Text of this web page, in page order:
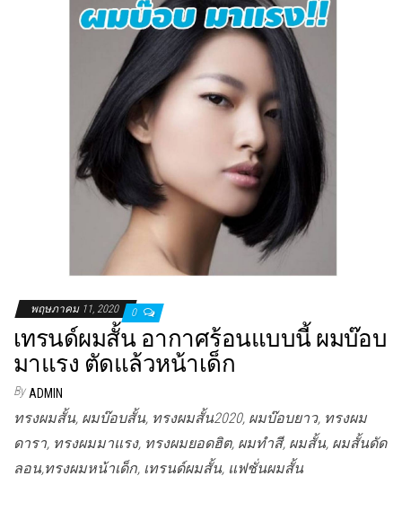
พฤษภาคม 11, 2020 0
เทรนด์ผมสั้น อากาศร้อนแบบนี้ ผมบ๊อบ
มาแรง ตัดแล้วหน้าเด็ก
By ADMIN
ทรงผมสั้น, ผมบ๊อบสั้น, ทรงผมสั้น2020, ผมบ๊อบยาว, ทรงผม
ดารา, ทรงผมมาแรง, ทรงผมยอดฮิต, ผมทำสี, ผมสั้น, ผมสั้นดัด
ลอน,ทรงผมหน้าเด็ก, เทรนด์ผมสั้น, แฟชั่นผมสั้น